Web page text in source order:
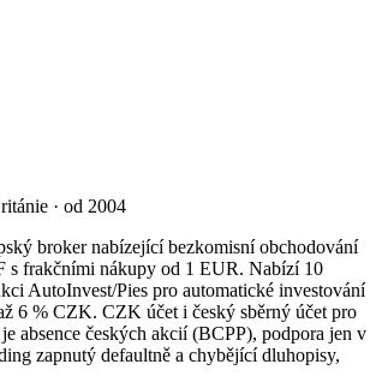
· od 2004
broker nabízející bezkomisní obchodování
s frakčními nákupy od 1 EUR. Nabízí 10
AutoInvest/Pies pro automatické investování
6 % CZK. CZK účet i český sběrný účet pro
absence českých akcií (BCPP), podpora jen v
zapnutý defaultně a chybějící dluhopisy,